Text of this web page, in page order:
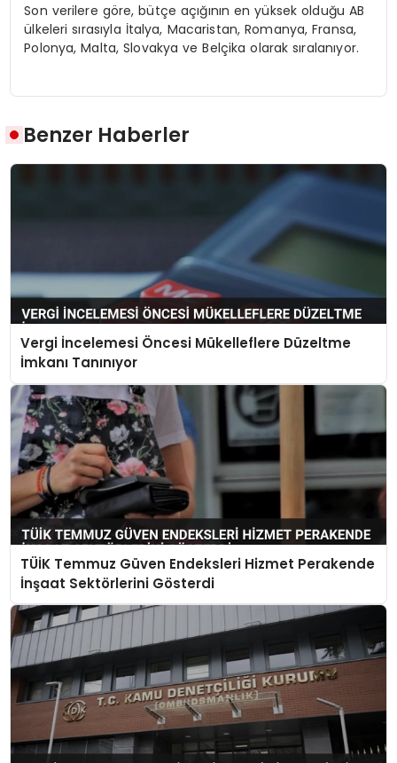
Son verilere göre, bütçe açığının en yüksek olduğu AB
ülkeleri sırasıyla İtalya, Macaristan, Romanya, Fransa,
Polonya, Malta, Slovakya ve Belçika olarak sıralanıyor.
Benzer Haberler
Vergi İncelemesi Öncesi Mükelleflere Düzeltme
İmkanı Tanınıyor
TÜİK Temmuz Güven Endeksleri Hizmet Perakende
İnşaat Sektörlerini Gösterdi